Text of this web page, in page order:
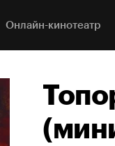
Онлайн-кинотеатр
(